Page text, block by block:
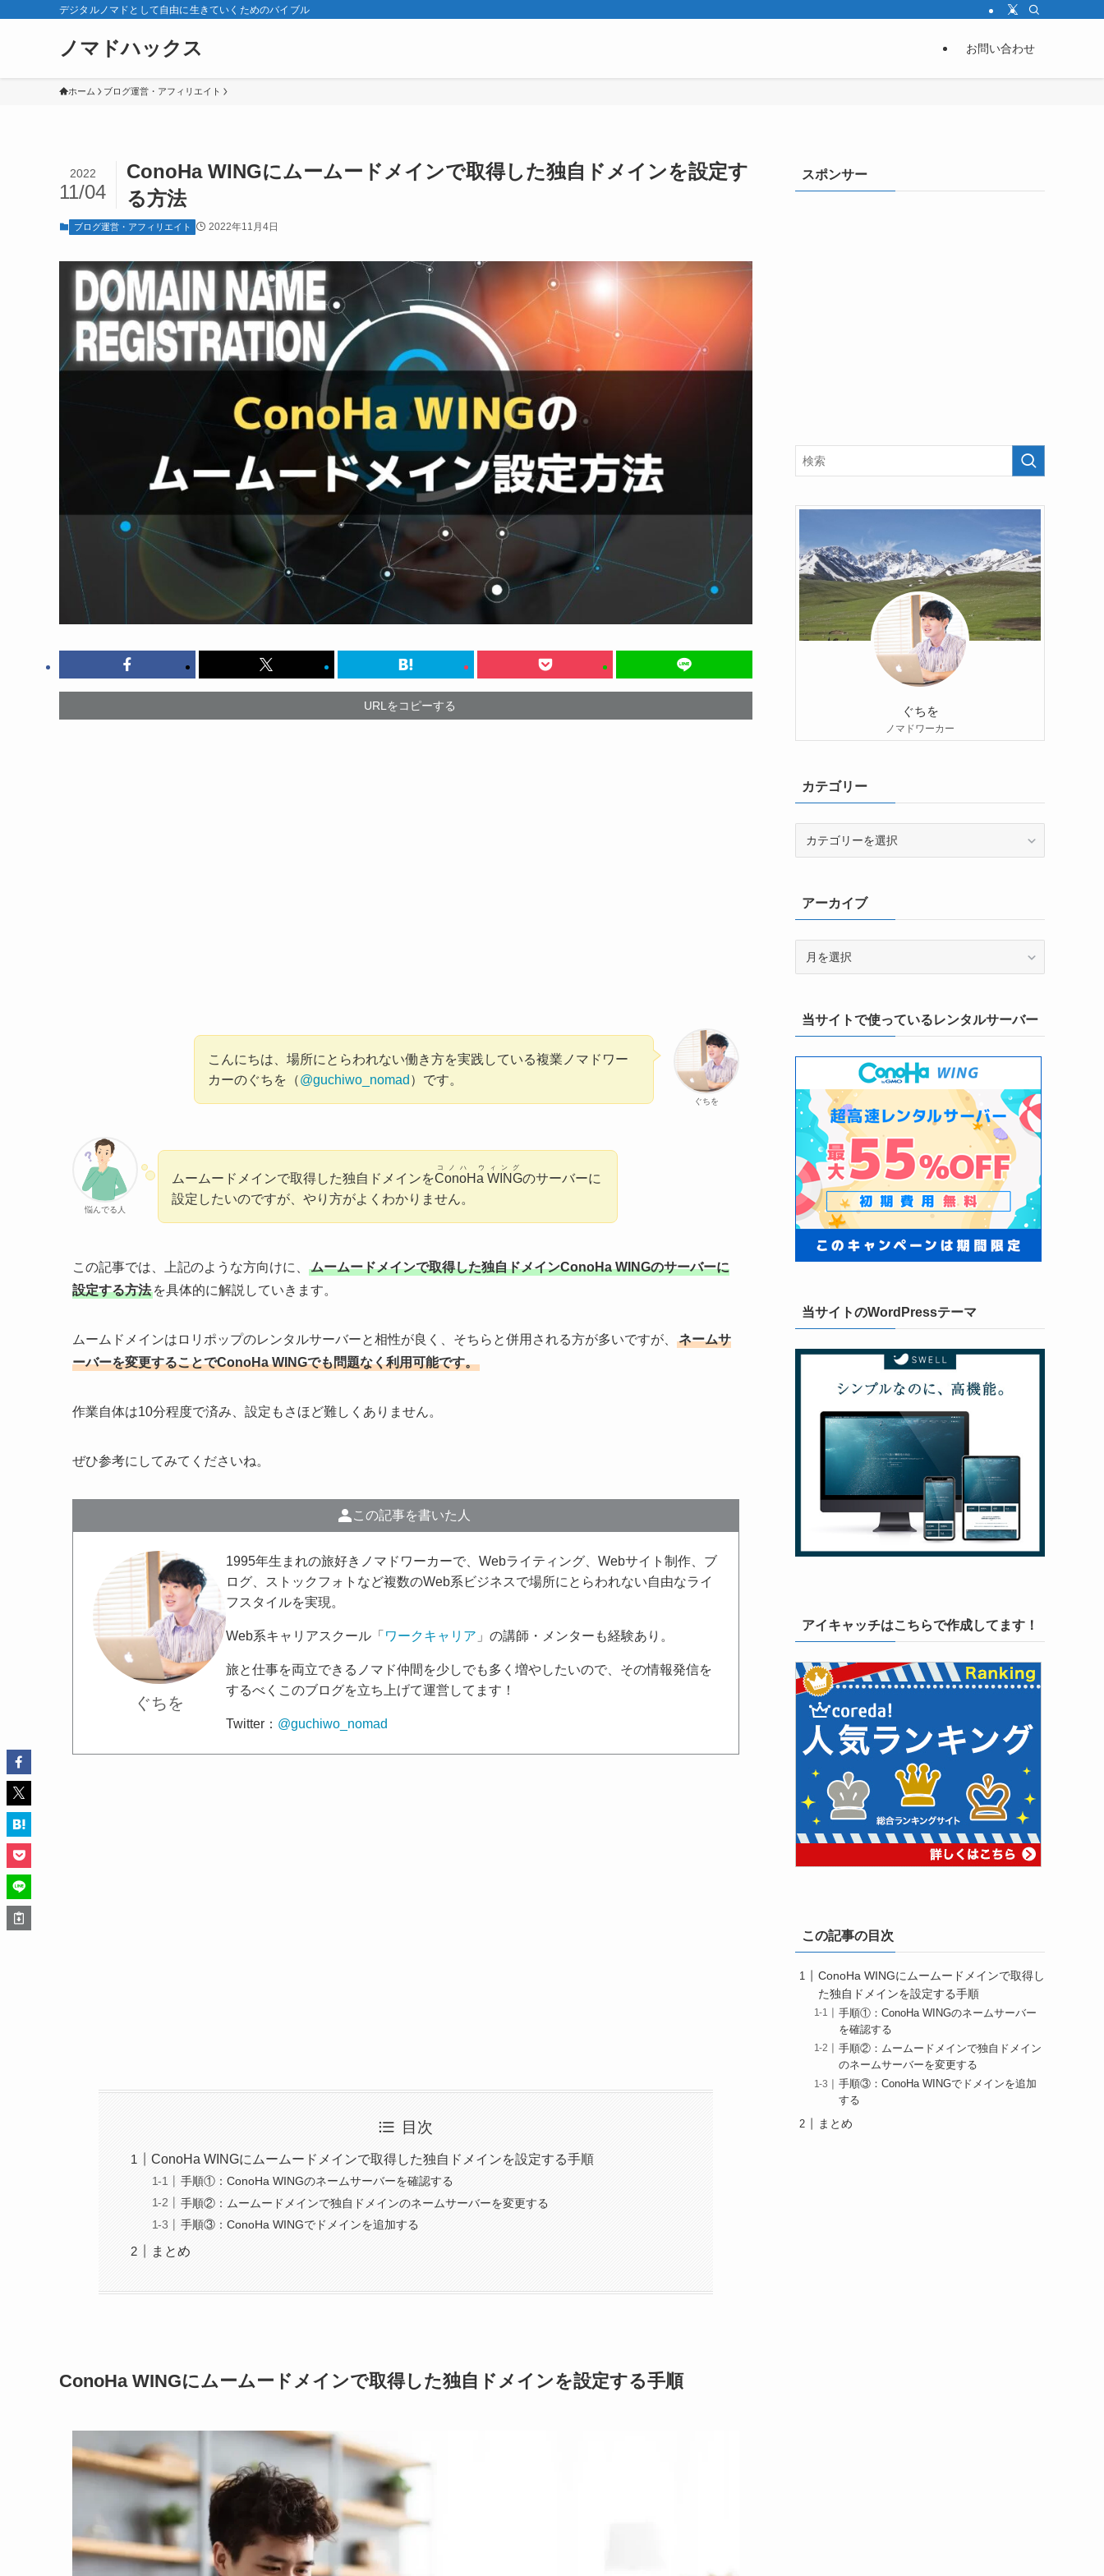
デジタルノマドとして自由に生きていくためのバイブル
ノマドハックス お問い合わせ
ホーム ブログ運営・アフィリエイト
ConoHa WINGにムームードメインで取得した独自ドメインを設定す
る方法
2022
11/04
ブログ運営・アフィリエイト 2022年11月4日
URLをコピーする
ぐちを
こんにちは、場所にとらわれない働き方を実践している複業ノマドワー
カーのぐちを（@guchiwo_nomad ）です。
悩んでる人
ムームードメインで取得した独自ドメインをConoHa WING
コノハ ウィング
のサーバーに
設定したいのですが、やり方がよくわかりません。
この記事では、上記のような方向けに、
ムームードメインで取得した独自ドメインConoHa WINGのサーバーに
設定する方法 を具体的に解説していきます。
ムームドメインはロリポップのレンタルサーバーと相性が良く、そちらと併用される方が多いですが、
ネームサ
ーバーを変更することでConoHa WINGでも問題なく利用可能です。
作業自体は10分程度で済み、設定もさほど難しくありません。
ぜひ参考にしてみてくださいね。
この記事を書いた人
ぐちを
1995年生まれの旅好きノマドワーカーで、Webライティング、Webサイト制作、ブ
ログ、ストックフォトなど複数のWeb系ビジネスで場所にとらわれない自由なライ
フスタイルを実現。
Web系キャリアスクール「 ワークキャリア 」の講師・メンターも経験あり。
旅と仕事を両立できるノマド仲間を少しでも多く増やしたいので、その情報発信を
するべくこのブログを立ち上げて運営してます！
Twitter： @guchiwo_nomad
目次
ConoHa WINGにムームードメインで取得した独自ドメインを設定する手順
手順①：ConoHa WINGのネームサーバーを確認する
手順②：ムームードメインで独自ドメインのネームサーバーを変更する
手順③：ConoHa WINGでドメインを追加する
まとめ
ConoHa WINGにムームードメインで取得した独自ドメインを設定する手順
スポンサー
ぐちを
ノマドワーカー
カテゴリー
ーアーカイブ
ブ当サイトで使っているレンタルサーバー
当サイトのWordPressテーマ
アイキャッチはこちらで作成してます！
この記事の目次
ConoHa WINGにムームードメインで取得し
た独自ドメインを設定する手順
手順①：ConoHa WINGのネームサーバー
を確認する
手順②：ムームードメインで独自ドメイン
のネームサーバーを変更する
手順③：ConoHa WINGでドメインを追加
する
まとめ